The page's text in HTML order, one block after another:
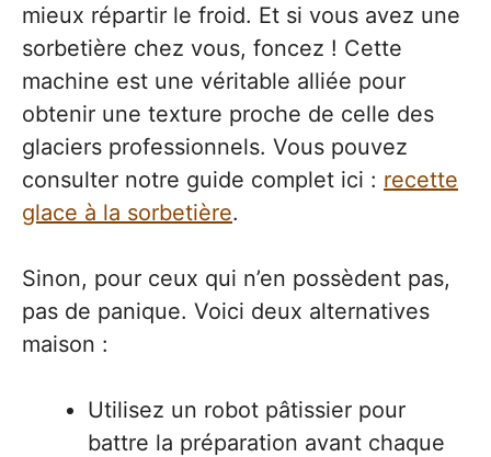
mieux répartir le froid. Et si vous avez une
sorbetière chez vous, foncez ! Cette
machine est une véritable alliée pour
obtenir une texture proche de celle des
glaciers professionnels. Vous pouvez
consulter notre guide complet ici : recette
glace à la sorbetière.
Sinon, pour ceux qui n’en possèdent pas,
pas de panique. Voici deux alternatives
maison :
Utilisez un robot pâtissier pour
battre la préparation avant chaque